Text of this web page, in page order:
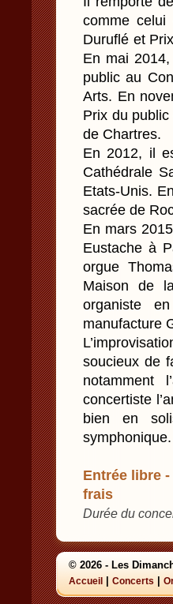
comme
Duruflé et
En mai
public au
Arts. En
Prix du
de Chartres.
En 2012, il
Cathédrale
Etats-Unis.
sacrée de
En mars
Eustache à
orgue
Maison de
organiste
manufacture
soucieux de
notamment
concertiste
bien en
symphonique.
Entrée libre
frais
Durée du
© 2026 - Les
Accueil Concerts